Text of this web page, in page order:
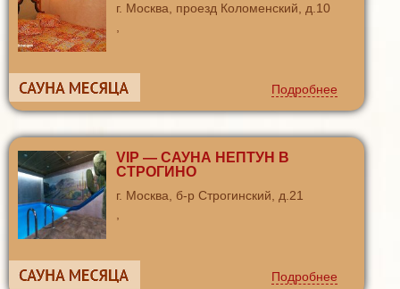
г. Москва, проезд Коломенский, д.10
Подробнее
VIP — САУНА НЕПТУН В
СТРОГИНО
г. Москва, б-р Строгинский, д.21
Подробнее